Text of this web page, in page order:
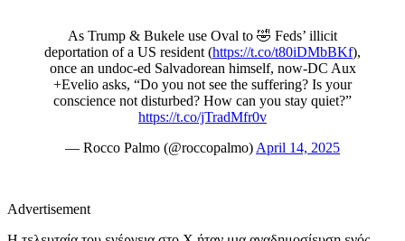
As Trump & Bukele use Oval to 🤣 Feds’ illicit
deportation of a US resident (https://t.co/t80iDMbBKf),
once an undoc-ed Salvadorean himself, now-DC Aux
+Evelio asks, “Do you not see the suffering? Is your
conscience not disturbed? How can you stay quiet?”
https://t.co/jTradMfr0v
— Rocco Palmo (@roccopalmo) April 14, 2025
Advertisement